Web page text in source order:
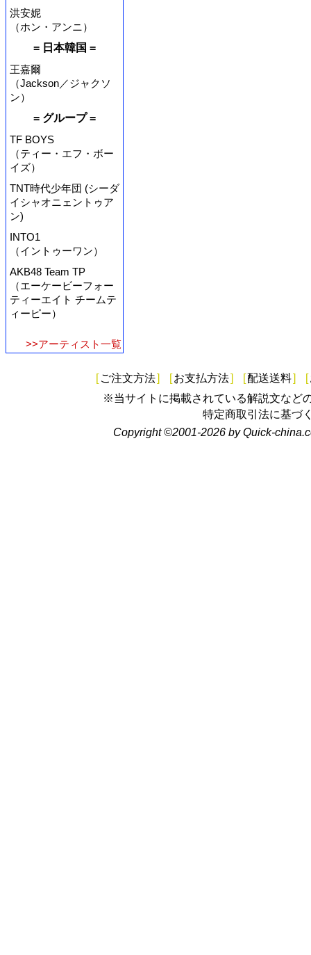
洪安妮
（ホン・アンニ）
= 日本韓国 =
王嘉爾
（Jackson／ジャクソ
ン）
= グループ =
TF BOYS
（ティー・エフ・ボー
イズ）
TNT時代少年団 (シーダ
イシャオニェントゥア
ン)
INTO1
（イントゥーワン）
AKB48 Team TP
（エーケービーフォー
ティーエイト チームテ
ィーピー）
>>アーティスト一覧
[ ご注文方法] [お支払方法] [配送送料] [
※当サイトに掲載されている解説文など
特定商取引法に基づ
Copyright ©2001-2026 by Quick-